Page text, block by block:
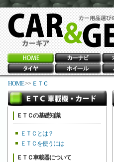
HOME>> ＥＴＣ
ＥＴＣの基礎知識
ＥＴＣとは？
ＥＴＣを使うには
ＥＴＣ車載器について